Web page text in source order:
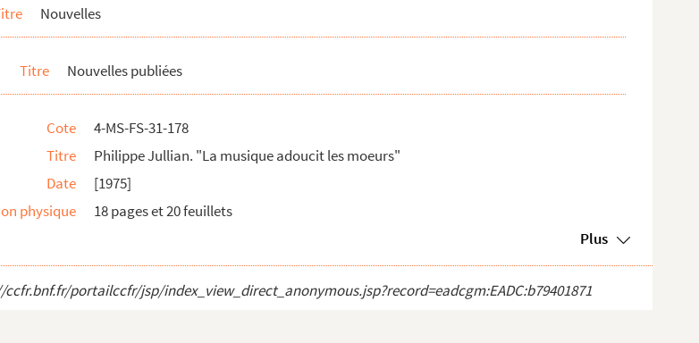
Nouvelles
Titre Nouvelles publiées
Cote
4-MS-FS-31-178
Titre
Philippe Jullian. "La musique adoucit les moeurs"
Date
[1975]
physique
18 pages et 20 feuillets
Plus
portailccfr/jsp/index_view_direct_anonymous.jsp?record=eadcgm:EADC:b79401871